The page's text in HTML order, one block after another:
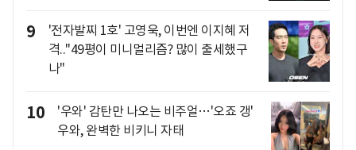
9
'전자발찌 1호' 고영욱, 이번엔 이지혜 저
격.."49평이 미니멀리즘? 많이 출세했구
나"
10
'우와' 감탄만 나오는 비주얼…'오죠 갱'
우와, 완벽한 비키니 자태